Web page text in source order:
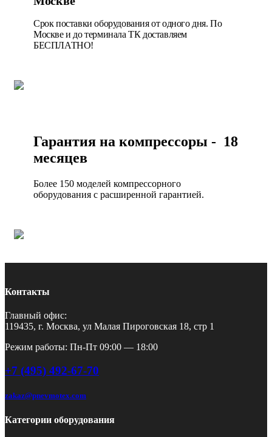
Срок поставки оборудования от одного дня. По
Москве и до терминала ТК доставляем
БЕСПЛАТНО!
Гарантия на компрессоры - 18
месяцев
Более 150 моделей компрессорного
оборудования с расширенной гарантией.
Контакты
Главный офис:
119435, г. Москва, ул Малая Пироговская 18, стр 1
Режим работы: Пн-Пт 09:00 — 18:00
+7 (495) 492-67-70
zakaz@pnevmotex.com
Категории оборудования